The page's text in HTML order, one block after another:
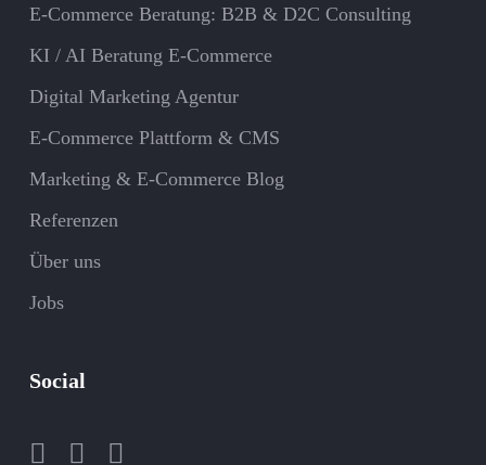
E-Commerce Beratung: B2B & D2C Consulting
KI / AI Beratung E-Commerce
Digital Marketing Agentur
E-Commerce Plattform & CMS
Marketing & E-Commerce Blog
Referenzen
Über uns
Jobs
Social